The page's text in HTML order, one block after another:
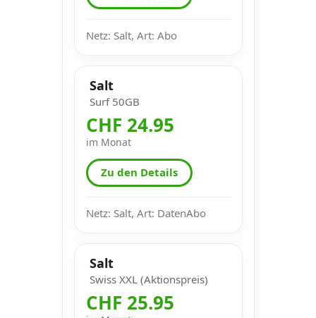
Netz: Salt, Art: Abo
Salt
Surf 50GB
CHF 24.95
im Monat
Zu den Details
Netz: Salt, Art: DatenAbo
Salt
Swiss XXL (Aktionspreis)
CHF 25.95